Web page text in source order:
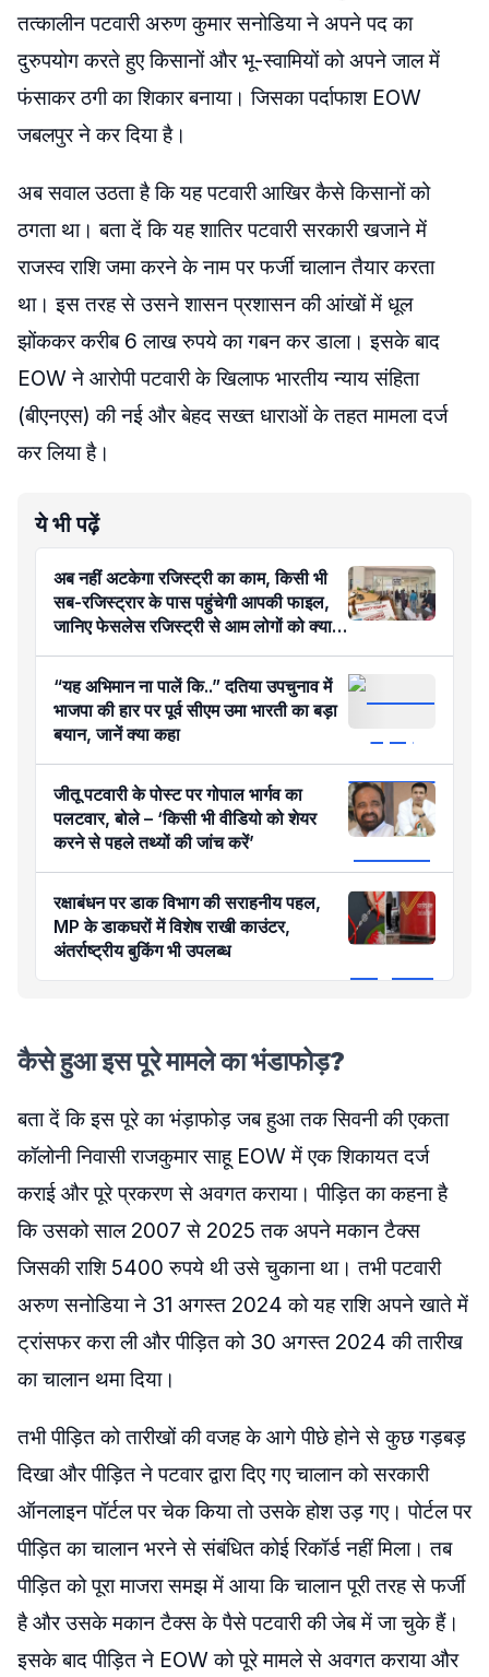
तत्कालीन पटवारी अरुण कुमार सनोडिया ने अपने पद का
दुरुपयोग करते हुए किसानों और भू-स्वामियों को अपने जाल में
फंसाकर ठगी का शिकार बनाया। जिसका पर्दाफाश EOW
जबलपुर ने कर दिया है।
अब सवाल उठता है कि यह पटवारी आखिर कैसे किसानों को
ठगता था। बता दें कि यह शातिर पटवारी सरकारी खजाने में
राजस्व राशि जमा करने के नाम पर फर्जी चालान तैयार करता
था। इस तरह से उसने शासन प्रशासन की आंखों में धूल
झोंककर करीब 6 लाख रुपये का गबन कर डाला। इसके बाद
EOW ने आरोपी पटवारी के खिलाफ भारतीय न्याय संहिता
(बीएनएस) की नई और बेहद सख्त धाराओं के तहत मामला दर्ज
कर लिया है।
ये भी पढ़ें
अब नहीं अटकेगा रजिस्ट्री का काम, किसी भी
सब-रजिस्ट्रार के पास पहुंचेगी आपकी फाइल,
जानिए फेसलेस रजिस्ट्री से आम लोगों को क्या
होगा फायदा?
“यह अभिमान ना पालें कि..” दतिया उपचुनाव में
भाजपा की हार पर पूर्व सीएम उमा भारती का बड़ा
बयान, जानें क्या कहा
जीतू पटवारी के पोस्ट पर गोपाल भार्गव का
पलटवार, बोले – ‘किसी भी वीडियो को शेयर
करने से पहले तथ्यों की जांच करें’
रक्षाबंधन पर डाक विभाग की सराहनीय पहल,
MP के डाकघरों में विशेष राखी काउंटर,
अंतर्राष्ट्रीय बुकिंग भी उपलब्ध
कैसे हुआ इस पूरे मामले का भंडाफोड़?
बता दें कि इस पूरे का भंड़ाफोड़ जब हुआ तक सिवनी की एकता
कॉलोनी निवासी राजकुमार साहू EOW में एक शिकायत दर्ज
कराई और पूरे प्रकरण से अवगत कराया। पीड़ित का कहना है
कि उसको साल 2007 से 2025 तक अपने मकान टैक्स
जिसकी राशि 5400 रुपये थी उसे चुकाना था। तभी पटवारी
अरुण सनोडिया ने 31 अगस्त 2024 को यह राशि अपने खाते में
ट्रांसफर करा ली और पीड़ित को 30 अगस्त 2024 की तारीख
का चालान थमा दिया।
तभी पीड़ित को तारीखों की वजह के आगे पीछे होने से कुछ गड़बड़
दिखा और पीड़ित ने पटवार ​द्वारा दिए गए चालान को सरकारी
ऑनलाइन पॉर्टल पर चेक किया तो उसके होश उड़ गए। पोर्टल पर
पीड़ित का चालान भरने से संबंधित कोई रिकॉर्ड नहीं मिला। तब
पीड़ित को पूरा माजरा समझ में आया कि चालान पूरी तरह से फर्जी
है और उसके मकान टैक्स के पैसे पटवारी की जेब में जा चुके हैं।
इसके बाद पीड़ित ने EOW को पूरे मामले से अवगत कराया और